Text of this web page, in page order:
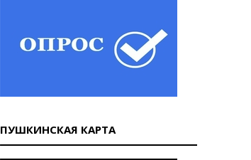
ПУШКИНСКАЯ КАРТА